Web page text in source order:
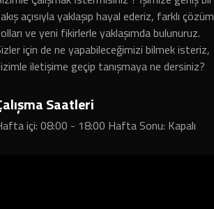
açısıyla yaklaşıp hayal ederiz, farklı çözüm
ve yeni fikirlerle yaklaşımda bulunuruz.
için de ne yapabileceğimizi bilmek isteriz,
iletişime geçip tanışmaya ne dersiniz?
Saatleri
içi: 08:00 - 18:00 Hafta Sonu: Kapalı